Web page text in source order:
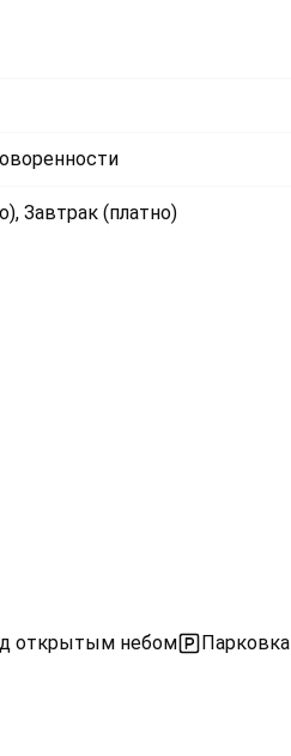
Завтрак (платно)
открытым небом Парковка